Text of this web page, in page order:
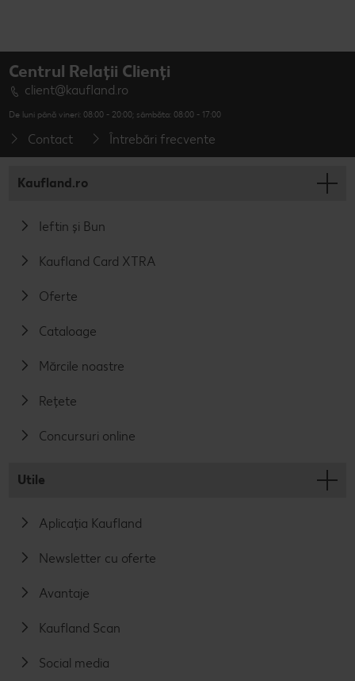
Centrul Relații Clienți
client@kaufland.ro
De luni până vineri: 08:00 - 20:00; sâmbăta: 08:00 - 17:00
Contact Întrebări frecvente
Kaufland.ro
Ieftin și Bun
Kaufland Card XTRA
Oferte
Cataloage
Mărcile noastre
Rețete
Concursuri online
Utile
Aplicația Kaufland
Newsletter cu oferte
Avantaje
Kaufland Scan
Social media